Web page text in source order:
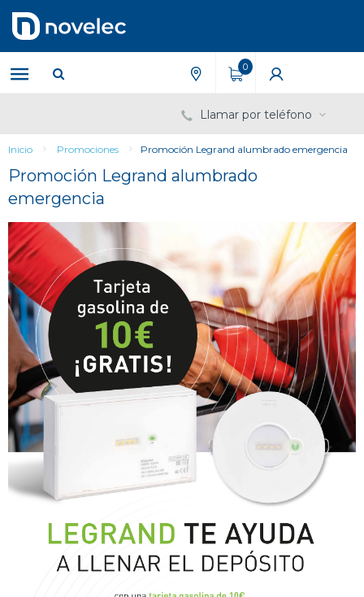
contenido
menú
de
navegación
0
Llamar por teléfono
Inicio Promociones Promoción Legrand alumbrado emergencia
Promoción Legrand alumbrado
emergencia